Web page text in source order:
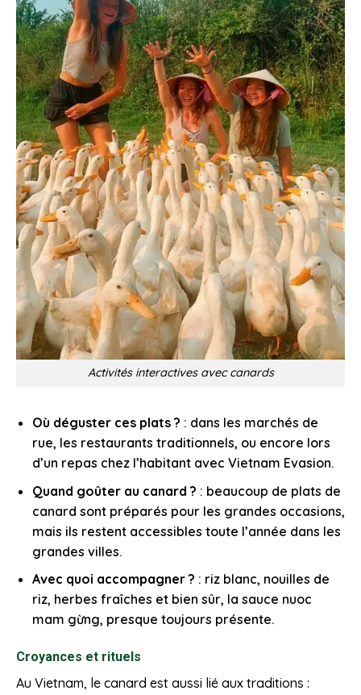
Activités interactives avec canards
Où déguster ces plats ? : dans les marchés de
rue, les restaurants traditionnels, ou encore lors
d’un repas chez l’habitant avec Vietnam Evasion.
Quand goûter au canard ? : beaucoup de plats de
canard sont préparés pour les grandes occasions,
mais ils restent accessibles toute l’année dans les
grandes villes.
Avec quoi accompagner ? : riz blanc, nouilles de
riz, herbes fraîches et bien sûr, la sauce nuoc
mam gừng, presque toujours présente.
Croyances et rituels
Au Vietnam, le canard est aussi lié aux traditions :